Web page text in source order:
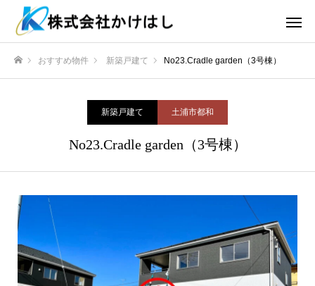
おすすめ物件 新築戸建て No23.Cradle garden（3号棟）
新築戸建て 土浦市都和
No23.Cradle garden（3号棟）